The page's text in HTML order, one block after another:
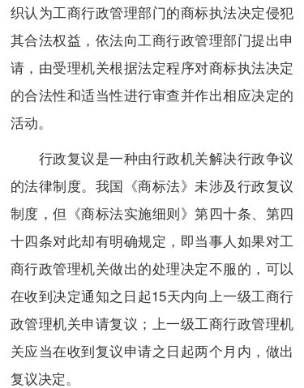
织认为工商行政管理部门的商标执法决定侵犯
其合法权益，依法向工商行政管理部门提出申
请，由受理机关根据法定程序对商标执法决定
的合法性和适当性进行审查并作出相应决定的
活动。
行政复议是一种由行政机关解决行政争议
的法律制度。我国 《商标法》 未涉及行政复议
制度，但《商标法实施细则》第四十条、第四
十四条对此却有明确规定，即当事人如果对工
商行政管理机关做出的处理决定不服的，可以
在收到决定通知之日起15天内向上一级工商行
政管理机关申请复议；上一级工商行政管理机
关应当在收到复议申请之日起两个月内，做出
复议决定。